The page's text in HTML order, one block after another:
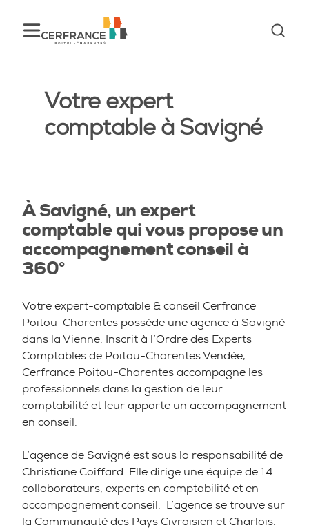
Votre expert
comptable à Savigné
À Savigné, un expert
comptable qui vous propose un
accompagnement conseil à
360°
Votre expert-comptable & conseil Cerfrance
Poitou-Charentes possède une agence à Savigné
dans la Vienne. Inscrit à l’Ordre des Experts
Comptables de Poitou-Charentes Vendée,
Cerfrance Poitou-Charentes accompagne les
professionnels dans la gestion de leur
comptabilité et leur apporte un accompagnement
en conseil.
L’agence de Savigné est sous la responsabilité de
Christiane Coiffard. Elle dirige une équipe de 14
collaborateurs, experts en comptabilité et en
accompagnement conseil. L’agence se trouve sur
la Communauté des Pays Civraisien et Charlois.